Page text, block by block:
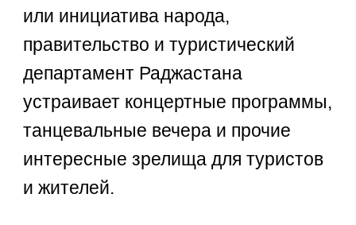
или инициатива народа,
правительство и туристический
департамент Раджастана
устраивает концертные программы,
танцевальные вечера и прочие
интересные зрелища для туристов
и жителей.